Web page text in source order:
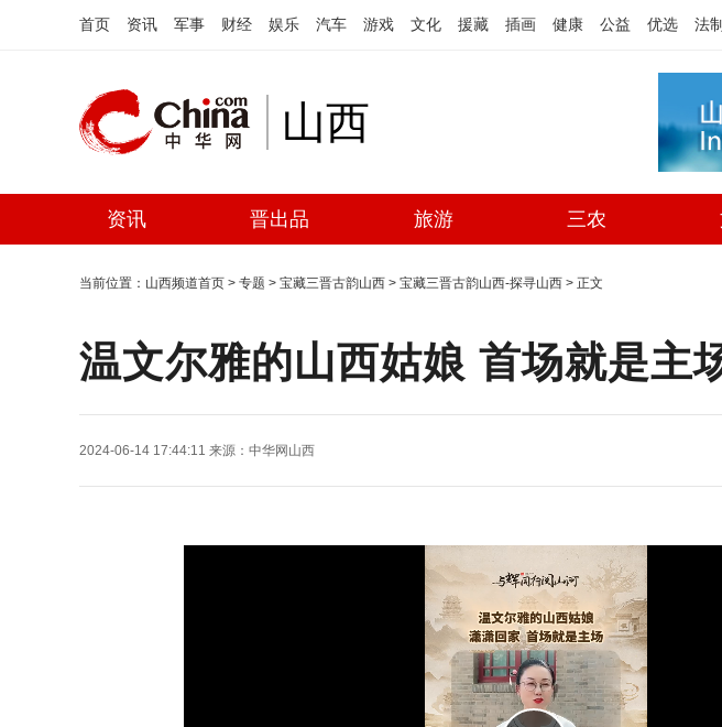
首页 资讯 军事 财经 娱乐 汽车 游戏 文化 援藏 插画 健康 公益 优选 法制
山西
资讯 晋出品 旅游 三农
当前位置： 山西频道首页 > 专题 > 宝藏三晋古韵山西 > 宝藏三晋古韵山西-探寻山西 > 正文
温文尔雅的山西姑娘 首场就是主
2024-06-14 17:44:11 来源： 中华网山西